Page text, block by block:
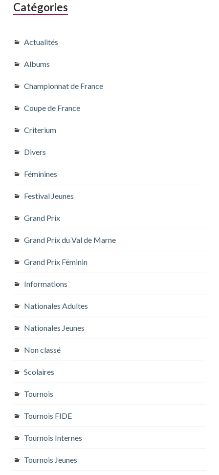
Catégories
Actualités
Albums
Championnat de France
Coupe de France
Criterium
Divers
Féminines
Festival Jeunes
Grand Prix
Grand Prix du Val de Marne
Grand Prix Féminin
Informations
Nationales Adultes
Nationales Jeunes
Non classé
Scolaires
Tournois
Tournois FIDE
Tournois Internes
Tournois Jeunes